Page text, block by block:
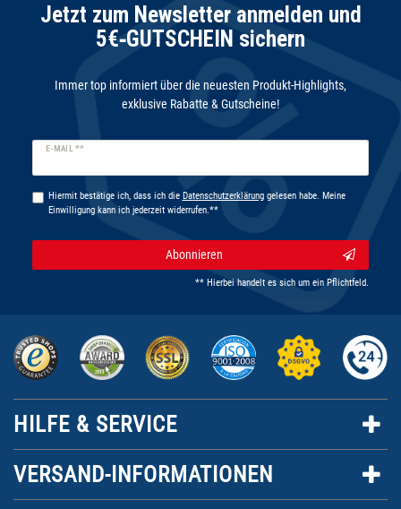
Jetzt zum Newsletter anmelden und
5€‑GUTSCHEIN sichern
Immer top informiert über die neuesten Produkt-Highlights,
exklusive Rabatte & Gutscheine!
E-MAIL **
Newsletter
Hiermit bestätige ich, dass ich die Daten­schutz­erklärunggelesen habe. Meine
Einwilligung kann ich jederzeit widerrufen.**
Abonnieren
** Hierbei handelt es sich um ein Pflichtfeld.
HILFE & SERVICE
VERSAND-INFORMATIONEN